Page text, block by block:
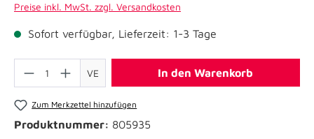
Preise inkl. MwSt. zzgl. Versandkosten
Sofort verfügbar, Lieferzeit: 1-3 Tage
VE In den Warenkorb
Zum Merkzettel hinzufügen
Produktnummer: 805935